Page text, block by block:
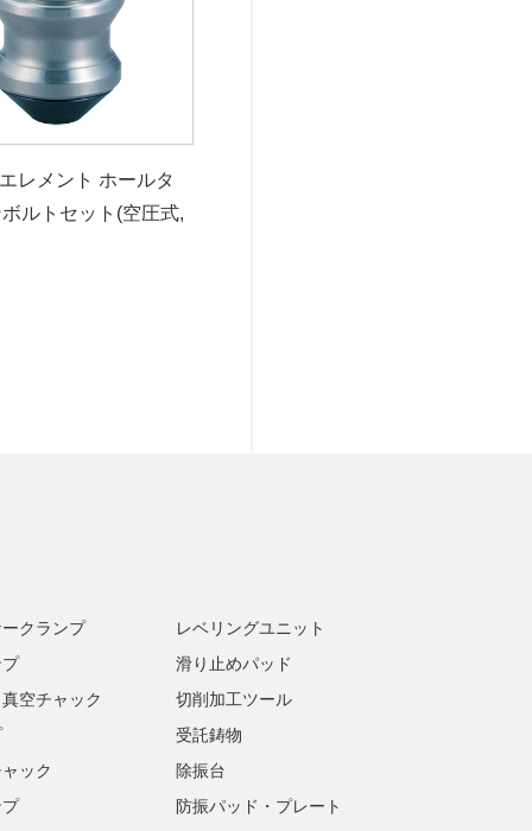
レメント ホールタ
ルトセット(空圧式,
クランプ
プ
空チャック
ック
レベリングユニット
滑り止めパッド
切削加工ツール
受託鋳物
除振台
防振パッド・プレート